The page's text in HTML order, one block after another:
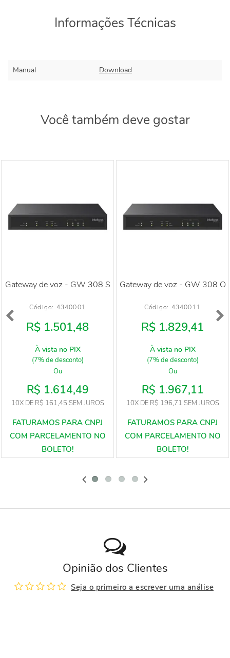
Informações Técnicas
Manual Download
Você também deve gostar
Gateway de voz - GW 308 S
Código: 4340001
R$ 1.501,48
À vista no PIX
(7% de desconto)
Ou
R$ 1.614,49
10XDE R$ 161,45 SEM JUROS
Gateway de voz - GW 308 O
Código: 4340011
R$ 1.829,41
À vista no PIX
(7% de desconto)
Ou
R$ 1.967,11
10XDE R$ 196,71 SEM JUROS
Opinião dos Clientes
Seja o primeiro a escrever uma análise